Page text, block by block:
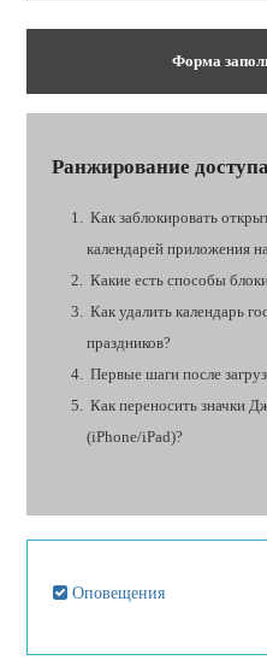
Форма
Ранжирование доступа
Как заблокировать
календарей приложения
Какие есть способы
Как удалить календарь
праздников?
Первые шаги после
Как переносить значки
(iPhone/iPad)?
Оповещения